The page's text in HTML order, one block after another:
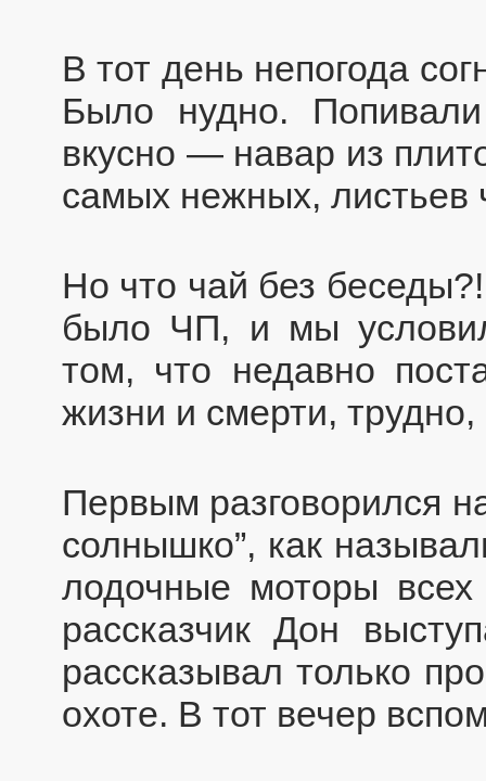
В тот день непогода
Было нудно.
вкусно — навар из
самых нежных, листьев
Но что чай без
было ЧП, и мы
том, что недавно
жизни и смерти,
Первым разговорился
солнышко”, как
лодочные моторы всех
рассказчик Дон
рассказывал только
охоте. В тот вечер